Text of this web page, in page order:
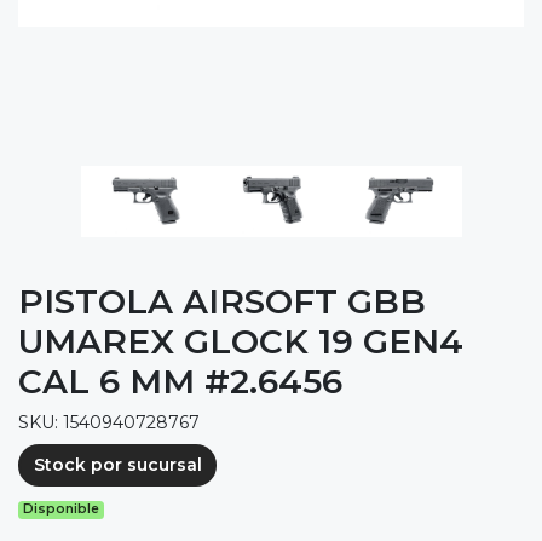
PISTOLA AIRSOFT GBB
UMAREX GLOCK 19 GEN4
CAL 6 MM #2.6456
SKU: 1540940728767
Stock por sucursal
Disponible